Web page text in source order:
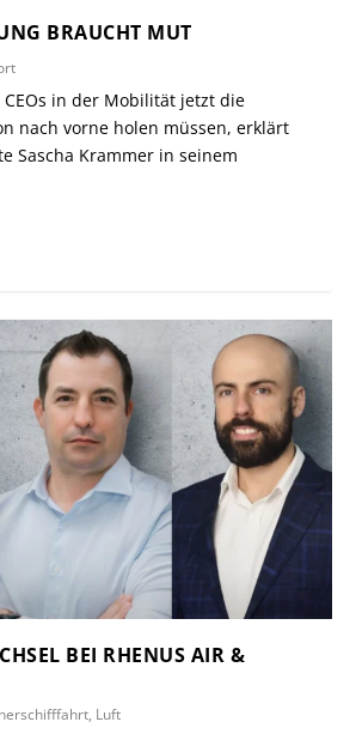
BRAUCHT MUT
in der Mobilität jetzt die
nach vorne holen müssen, erklärt
Sascha Krammer in seinem
BEI RHENUS AIR &
, Luft